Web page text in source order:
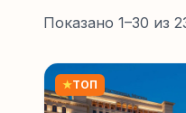
Показано 1–30 из
★ТОП